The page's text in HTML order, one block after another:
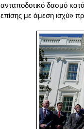
ανταποδοτικό δασμό
επίσης με άμεση ισχύ»